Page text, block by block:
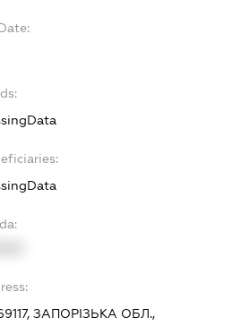
ЗАПОРІЗЬКА ОБЛ.,